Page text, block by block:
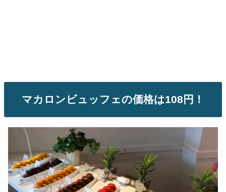
マカロンビュッフェの価格は108円！